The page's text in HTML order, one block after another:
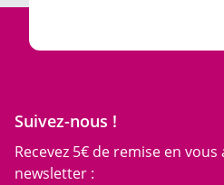
Suivez-nous !
Recevez 5€ de remise en
newsletter :